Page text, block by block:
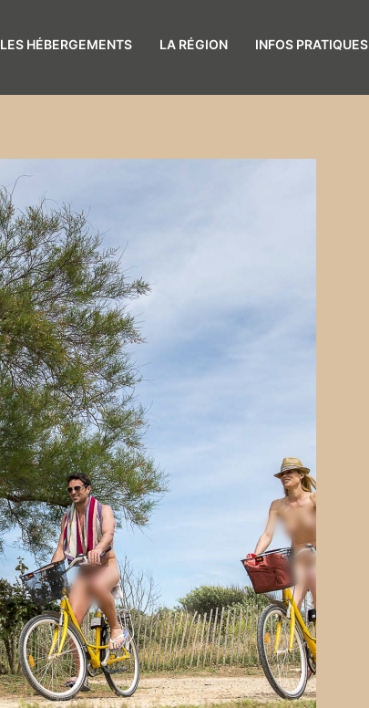
LES HÉBERGEMENTS LA RÉGION INFOS PRATIQUES